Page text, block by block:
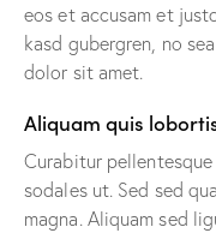
eos et accusam et
kasd gubergren, no
dolor sit amet.
Aliquam quis
Curabitur
sodales ut. Sed sed
magna. Aliquam sed